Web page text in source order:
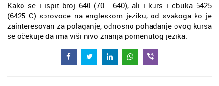
Kako se i ispit broj 640 (70 - 640), ali i kurs i obuka 6425
(6425 C) sprovode na engleskom jeziku, od svakoga ko je
zainteresovan za polaganje, odnosno pohađanje ovog kursa
se očekuje da ima viši nivo znanja pomenutog jezika.